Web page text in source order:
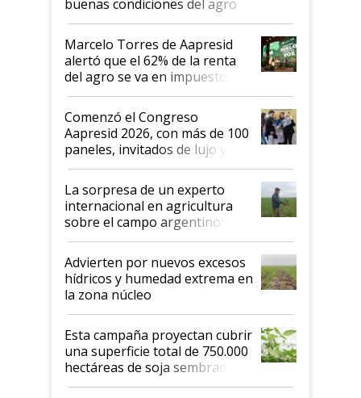
buenas condiciones del agro
argentino para invertir: "Los veo
más motivados"
Marcelo Torres de Aapresid
alertó que el 62% de la renta
del agro se va en impuestos:
"No es bueno que en
Argentina se sigan discutiendo
las mismas cosas de hace 50
años"
Comenzó el Congreso
Aapresid 2026, con más de 100
paneles, invitados de lujo y
todas las tendencias
La sorpresa de un experto
internacional en agricultura
sobre el campo argentino:
"Estoy muy impresionado"
Advierten por nuevos excesos
hídricos y humedad extrema en
la zona núcleo
Esta campaña proyectan cubrir
una superficie total de 750.000
hectáreas de soja sembradas
con una nueva generación de